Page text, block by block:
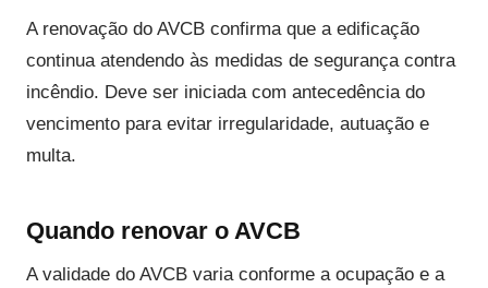
A renovação do AVCB confirma que a edificação
continua atendendo às medidas de segurança contra
incêndio. Deve ser iniciada com antecedência do
vencimento para evitar irregularidade, autuação e
multa.
Quando renovar o AVCB
A validade do AVCB varia conforme a ocupação e a